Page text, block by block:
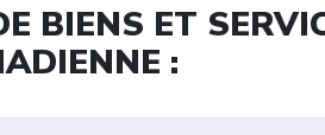
BIENS ET
: